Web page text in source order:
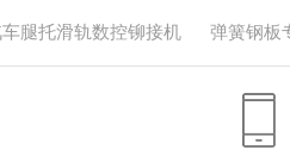
腿托滑轨数控铆接机 弹簧钢板